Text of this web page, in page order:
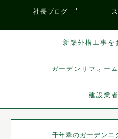
社長ブログ
新築外構工事を
ガーデンリフォー
建設業
千年翠のガーデンエ